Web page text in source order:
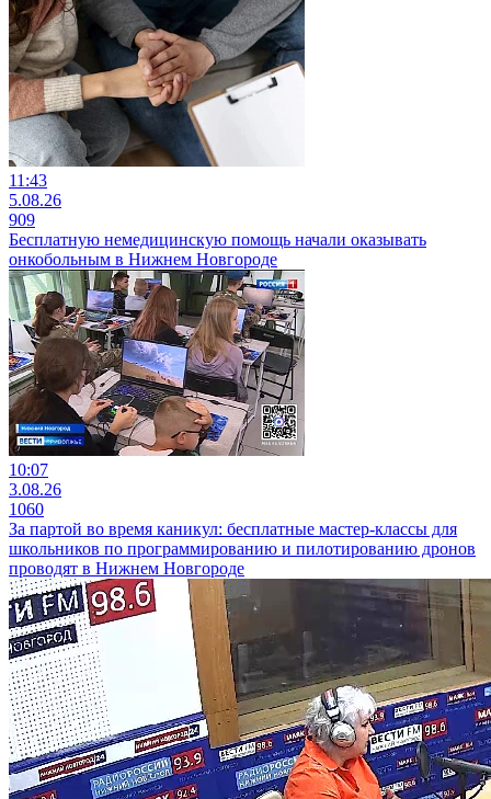
11:43
5.08.26
909
Бесплатную немедицинскую помощь начали оказывать
онкобольным в Нижнем Новгороде
10:07
3.08.26
1060
За партой во время каникул: бесплатные мастер-классы для
школьников по программированию и пилотированию дронов
проводят в Нижнем Новгороде